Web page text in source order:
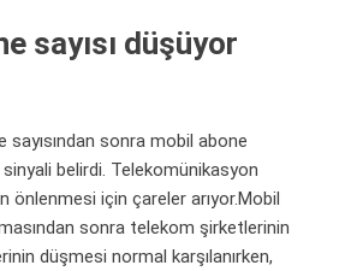
sayısı düşüyor
sonra mobil abone
sinyali belirdi. Telekomünikasyon
önlenmesi için çareler arıyor.Mobil
sonra telekom şirketlerinin
düşmesi normal karşılanırken,